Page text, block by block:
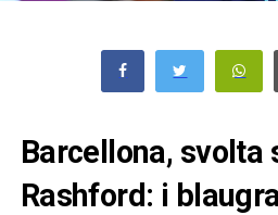
Barcellona, svolta
Rashford: i